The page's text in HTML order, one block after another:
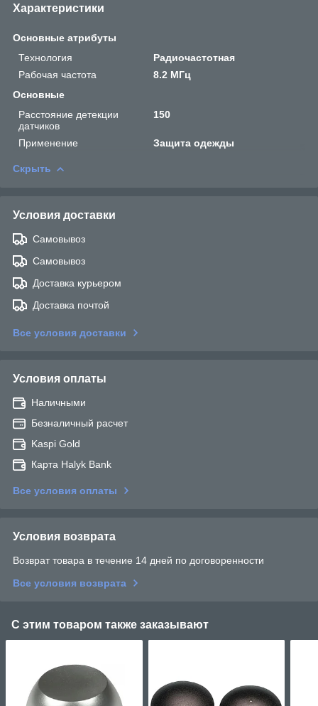
Характеристики
Основные атрибуты
Технология
Радиочастотная
Рабочая частота
8.2 МГц
Основные
Расстояние детекции
датчиков
150
Применение Защита одежды
Скрыть
Условия доставки
Самовывоз
Самовывоз
Доставка курьером
Доставка почтой
Все условия доставки
Условия оплаты
Наличными
Безналичный расчет
Kaspi Gold
Карта Halyk Bank
Все условия оплаты
Условия возврата
Возврат товара в течение 14 дней по договоренности
Все условия возврата
С этим товаром также заказывают